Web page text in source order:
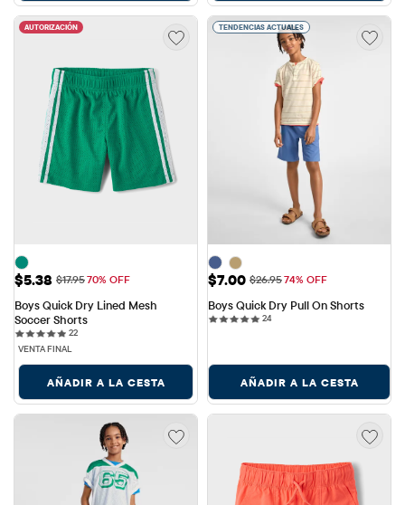
AUTORIZACIÓN
Precio de venta: $5.38
$5.38 Precio original: $17.95
$17.9570% OFF
Boys Quick Dry Lined Mesh
Soccer Shorts
2222 reviews
VENTA FINAL
AÑADIR A LA CESTA
TENDENCIAS ACTUALES
Precio de venta: $7.00
$7.00 Precio original: $26.95
$26.9574% OFF
Boys Quick Dry Pull On Shorts
2424 reviews
AÑADIR A LA CESTA